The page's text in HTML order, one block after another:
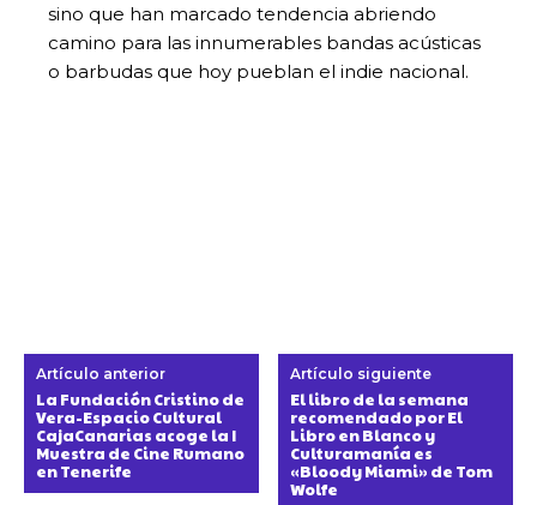
sino que han marcado tendencia abriendo
camino para las innumerables bandas acústicas
o barbudas que hoy pueblan el indie nacional.
Artículo anterior
La Fundación Cristino de
Vera-Espacio Cultural
CajaCanarias acoge la I
Muestra de Cine Rumano
en Tenerife
Artículo siguiente
El libro de la semana
recomendado por El
Libro en Blanco y
Culturamanía es
«Bloody Miami» de Tom
Wolfe